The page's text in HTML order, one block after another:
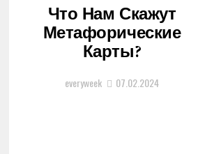
Что Нам Скажут
Метафорические
Карты?
everyweek 07.02.2024